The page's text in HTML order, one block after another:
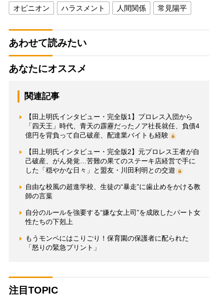
オピニオン ハラスメント 人間関係 常見陽平
あわせて読みたい
あなたにオススメ
関連記事
【田上明氏インタビュー・完全版1】プロレス入団から
「四天王」時代、青天の霹靂だったノア社長就任、負債4
億円を背負って自己破産、配達業バイトも経験
【田上明氏インタビュー・完全版2】元プロレス王者が自
己破産、がん発覚…苦難の果てのステーキ店経営で手に
した「穏やかな日々」と盟友・川田利明との交遊
自由な校風の超進学校、生徒の“暴走”に歯止めをかける教
師の言葉
自分のルールを強要する“嫌な女上司”を成敗したパート女
性たちの下剋上
もうモンペにはこりごり！保育園の保護者に配られた
「怒りの緊急プリント」
注目TOPIC